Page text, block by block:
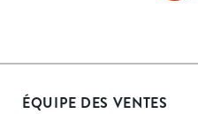
ÉQUIPE DES VENTES